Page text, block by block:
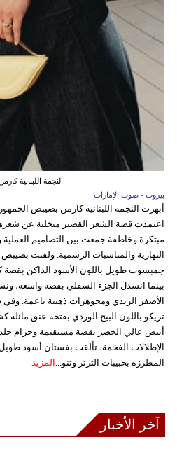
النجمة اللبنانية
بيروت - صوت الإمارات
أبهرت النجمة اللبنانية كارمن بصيبص
اعتمدت قصة الشعر القصير متخلية عن شعرها
مبتكرة وخاطفة جمعت بين التصاميم العملية
النهارية والمناسبات الرسمية. ولفتت بصيبص
جمبسوت طويل باللون الأسود الداكن بقصة
بينما انسدل الجزء السفلي بقصة واسعة،
الأصفر الزبدي ومجوهرات ذهبية ناعمة.
تريكو باللون البيج الوردي بفتحة عنق
أبيض عالي الخصر بقصة مستقيمة وحزام
الإطلالات الفخمة، تألقت بفستان أسود
المطرزة بحبيبات الترتر وتنو... المزيد
آخر الأخبار